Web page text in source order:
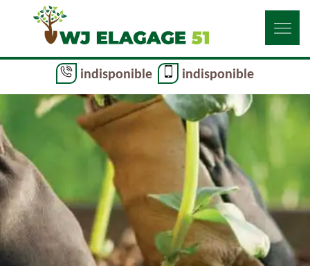
indisponible indisponible